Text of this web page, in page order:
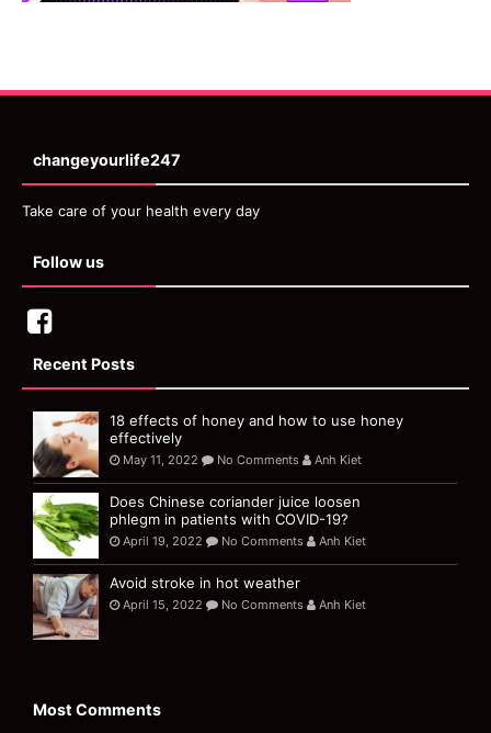
changeyourlife247
Take care of your health every day
Follow us
Recent Posts
18 effects of honey and how to use honey
effectively
May 11, 2022 No Comments Anh Kiet
Does Chinese coriander juice loosen
phlegm in patients with COVID-19?
April 19, 2022 No Comments Anh Kiet
Avoid stroke in hot weather
April 15, 2022 No Comments Anh Kiet
Most Comments